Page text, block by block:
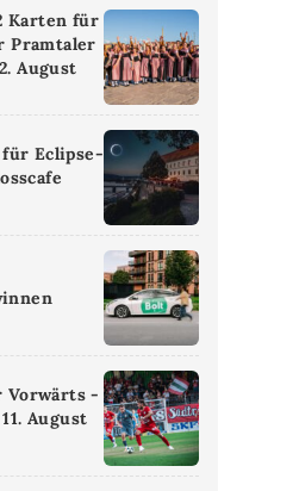
Karten für
Pramtaler
August
für Eclipse-
Vorwärts -
August